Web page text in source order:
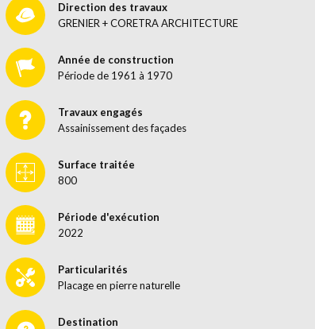
Direction des travaux
GRENIER + CORETRA ARCHITECTURE
Année de construction
Période de 1961 à 1970
Travaux engagés
Assainissement des façades
Surface traitée
800
Période d'exécution
2022
Particularités
Placage en pierre naturelle
Destination